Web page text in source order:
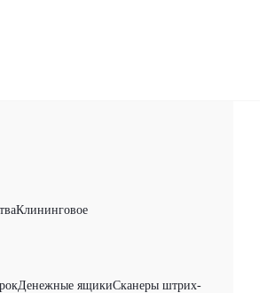
Клининговое
Денежные ящикиСканеры штрих-